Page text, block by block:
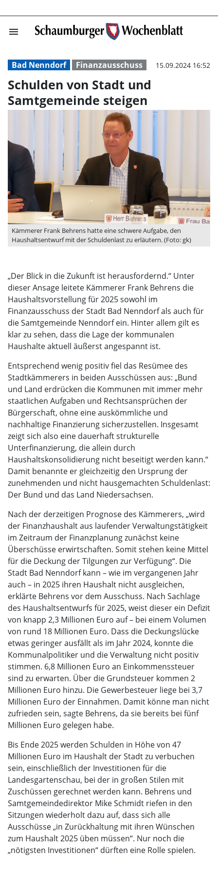
menu Schulden von
Bad Nenndorf Finanzausschuss 15.09.2024 16:52
Schulden von Stadt und
Samtgemeinde steigen
Kämmerer Frank Behrens hatte eine schwere Aufgabe, den
Haushaltsentwurf mit der Schuldenlast zu erläutern. (Foto: gk)
„Der Blick in die Zukunft ist herausfordernd.“ Unter
dieser Ansage leitete Kämmerer Frank Behrens die
Haushaltsvorstellung für 2025 sowohl im
Finanzausschuss der Stadt Bad Nenndorf als auch für
die Samtgemeinde Nenndorf ein. Hinter allem gilt es
klar zu sehen, dass die Lage der kommunalen
Haushalte aktuell äußerst angespannt ist.
Entsprechend wenig positiv fiel das Resümee des
Stadtkämmerers in beiden Ausschüssen aus: „Bund
und Land erdrücken die Kommunen mit immer mehr
staatlichen Aufgaben und Rechtsansprüchen der
Bürgerschaft, ohne eine auskömmliche und
nachhaltige Finanzierung sicherzustellen. Insgesamt
zeigt sich also eine dauerhaft strukturelle
Unterfinanzierung, die allein durch
Haushaltskonsolidierung nicht beseitigt werden kann.“
Damit benannte er gleichzeitig den Ursprung der
zunehmenden und nicht hausgemachten Schuldenlast:
Der Bund und das Land Niedersachsen.
Nach der derzeitigen Prognose des Kämmerers, „wird
der Finanzhaushalt aus laufender Verwaltungstätigkeit
im Zeitraum der Finanzplanung zunächst keine
Überschüsse erwirtschaften. Somit stehen keine Mittel
für die Deckung der Tilgungen zur Verfügung“. Die
Stadt Bad Nenndorf kann – wie im vergangenen Jahr
auch – in 2025 ihren Haushalt nicht ausgleichen,
erklärte Behrens vor dem Ausschuss. Nach Sachlage
des Haushaltsentwurfs für 2025, weist dieser ein Defizit
von knapp 2,3 Millionen Euro auf – bei einem Volumen
von rund 18 Millionen Euro. Dass die Deckungslücke
etwas geringer ausfällt als im Jahr 2024, konnte die
Kommunalpolitiker und die Verwaltung nicht positiv
stimmen. 6,8 Millionen Euro an Einkommenssteuer
sind zu erwarten. Über die Grundsteuer kommen 2
Millionen Euro hinzu. Die Gewerbesteuer liege bei 3,7
Millionen Euro der Einnahmen. Damit könne man nicht
zufrieden sein, sagte Behrens, da sie bereits bei fünf
Millionen Euro gelegen habe.
Bis Ende 2025 werden Schulden in Höhe von 47
Millionen Euro im Haushalt der Stadt zu verbuchen
sein, einschließlich der Investitionen für die
Landesgartenschau, bei der in großen Stilen mit
Zuschüssen gerechnet werden kann. Behrens und
Samtgemeindedirektor Mike Schmidt riefen in den
Sitzungen wiederholt dazu auf, dass sich alle
Ausschüsse „in Zurückhaltung mit ihren Wünschen
zum Haushalt 2025 üben müssen“. Nur noch die
„nötigsten Investitionen“ dürften eine Rolle spielen.